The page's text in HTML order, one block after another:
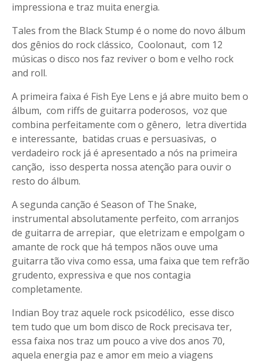
impressiona e traz muita energia.
Tales from the Black Stump é o nome do novo álbum
dos gênios do rock clássico, Coolonaut, com 12
músicas o disco nos faz reviver o bom e velho rock
and roll.
A primeira faixa é Fish Eye Lens e já abre muito bem o
álbum, com riffs de guitarra poderosos, voz que
combina perfeitamente com o gênero, letra divertida
e interessante, batidas cruas e persuasivas, o
verdadeiro rock já é apresentado a nós na primeira
canção, isso desperta nossa atenção para ouvir o
resto do álbum.
A segunda canção é Season of The Snake,
instrumental absolutamente perfeito, com arranjos
de guitarra de arrepiar, que eletrizam e empolgam o
amante de rock que há tempos nãos ouve uma
guitarra tão viva como essa, uma faixa que tem refrão
grudento, expressiva e que nos contagia
completamente.
Indian Boy traz aquele rock psicodélico, esse disco
tem tudo que um bom disco de Rock precisava ter,
essa faixa nos traz um pouco a vive dos anos 70,
aquela energia paz e amor em meio a viagens